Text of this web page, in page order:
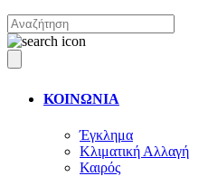
ΚΟΙΝΩΝΙΑ
Έγκλημα
Κλιματική Αλλαγή
Καιρός